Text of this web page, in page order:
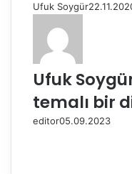
Ufuk Soygür
Ufuk
temalı bir
editor05.09.2023